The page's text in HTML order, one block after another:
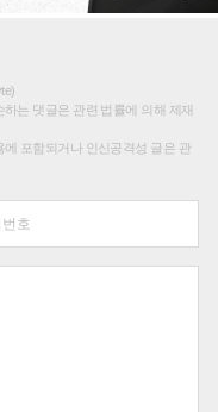
는 댓글은 관련 법률에 의해 제재
포함되거나 인신공격성 글은 관